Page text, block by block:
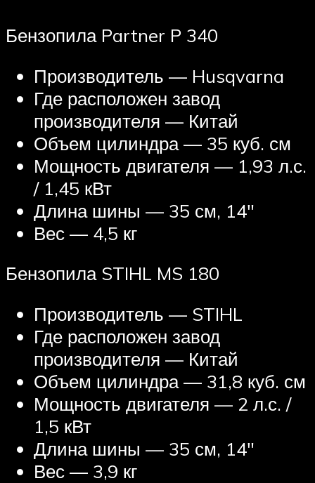
Бензопила Partner P 340
Производитель — Husqvarna
Где расположен завод
производителя — Китай
Объем цилиндра — 35 куб. см
Мощность двигателя — 1,93 л.с.
/ 1,45 кВт
Длина шины — 35 см, 14″
Вес — 4,5 кг
Бензопила STIHL MS 180
Производитель — STIHL
Где расположен завод
производителя — Китай
Объем цилиндра — 31,8 куб. см
Мощность двигателя — 2 л.с. /
1,5 кВт
Длина шины — 35 см, 14″
Вес — 3,9 кг